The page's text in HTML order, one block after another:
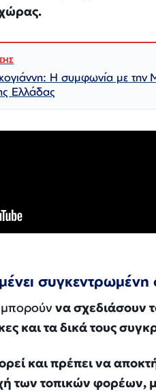
χώρας.
Η συμφωνία με την
Ελλάδας
συγκεντρωμένη
μπορούν να σχεδιάσουν
και τα δικά τους
και πρέπει να
των τοπικών φορέων,